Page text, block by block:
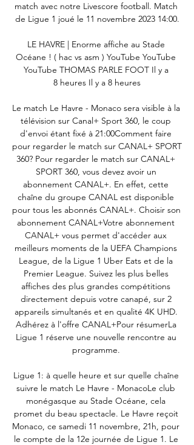
match avec notre Livescore football. Match
de Ligue 1 joué le 11 novembre 2023 14:00.
LE HAVRE | Enorme affiche au Stade
Océane ! ( hac vs asm ) YouTube YouTube
YouTube THOMAS PARLE FOOT Il y a
8 heures Il y a 8 heures
Le match Le Havre - Monaco sera visible à la
télévision sur Canal+ Sport 360, le coup
d'envoi étant fixé à 21:00Comment faire
pour regarder le match sur CANAL+ SPORT
360? Pour regarder le match sur CANAL+
SPORT 360, vous devez avoir un
abonnement CANAL+. En effet, cette
chaîne du groupe CANAL est disponible
pour tous les abonnés CANAL+. Choisir son
abonnement CANAL+Votre abonnement
CANAL+ vous permet d'accéder aux
meilleurs moments de la UEFA Champions
League, de la Ligue 1 Uber Eats et de la
Premier League. Suivez les plus belles
affiches des plus grandes compétitions
directement depuis votre canapé, sur 2
appareils simultanés et en qualité 4K UHD.
Adhérez à l'offre CANAL+Pour résumerLa
Ligue 1 réserve une nouvelle rencontre au
programme.
Ligue 1: à quelle heure et sur quelle chaîne
suivre le match Le Havre - MonacoLe club
monégasque au Stade Océane, cela
promet du beau spectacle. Le Havre reçoit
Monaco, ce samedi 11 novembre, 21h, pour
le compte de la 12e journée de Ligue 1. Le